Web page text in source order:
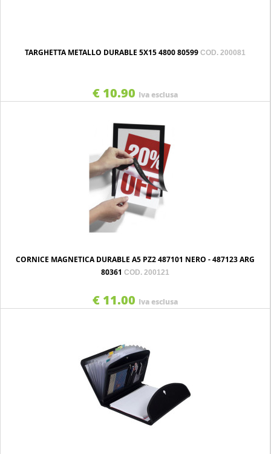
TARGHETTA METALLO DURABLE 5X15 4800 80599 COD. 200081
€ 10.90 Iva esclusa
CORNICE MAGNETICA DURABLE A5 PZ2 487101 NERO - 487123 ARG
80361 COD. 200121
€ 11.00 Iva esclusa